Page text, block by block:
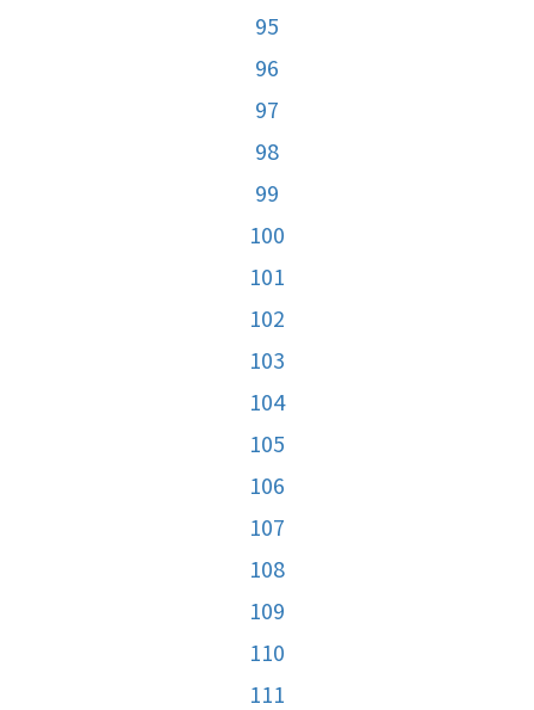
95
96
97
98
99
100
101
102
103
104
105
106
107
108
109
110
111